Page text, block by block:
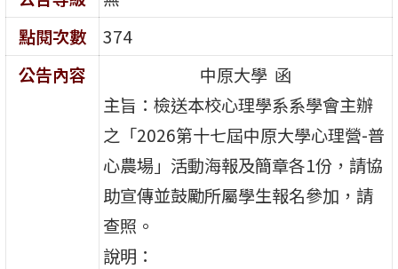
點閱次數
374
公告內容
中原大學 函
主旨：檢送本校心理學系系學會主辦
之「2026第十七屆中原大學心理營-普
心農場」活動海報及簡章各1份，請協
助宣傳並鼓勵所屬學生報名參加，請
查照。
說明：